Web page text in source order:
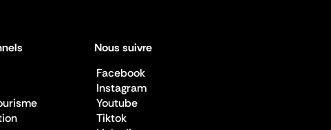
Nous suivre
Facebook
Instagram
Youtube
Tiktok